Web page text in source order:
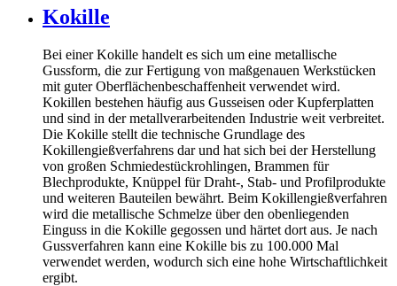
Kokille
Bei einer Kokille handelt es sich um eine metallische
Gussform, die zur Fertigung von maßgenauen Werkstücken
mit guter Oberflächenbeschaffenheit verwendet wird.
Kokillen bestehen häufig aus Gusseisen oder Kupferplatten
und sind in der metallverarbeitenden Industrie weit verbreitet.
Die Kokille stellt die technische Grundlage des
Kokillengießverfahrens dar und hat sich bei der Herstellung
von großen Schmiedestückrohlingen, Brammen für
Blechprodukte, Knüppel für Draht-, Stab- und Profilprodukte
und weiteren Bauteilen bewährt. Beim Kokillengießverfahren
wird die metallische Schmelze über den obenliegenden
Einguss in die Kokille gegossen und härtet dort aus. Je nach
Gussverfahren kann eine Kokille bis zu 100.000 Mal
verwendet werden, wodurch sich eine hohe Wirtschaftlichkeit
ergibt.